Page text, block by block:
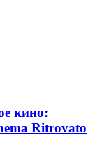
кино:
Ritrovato